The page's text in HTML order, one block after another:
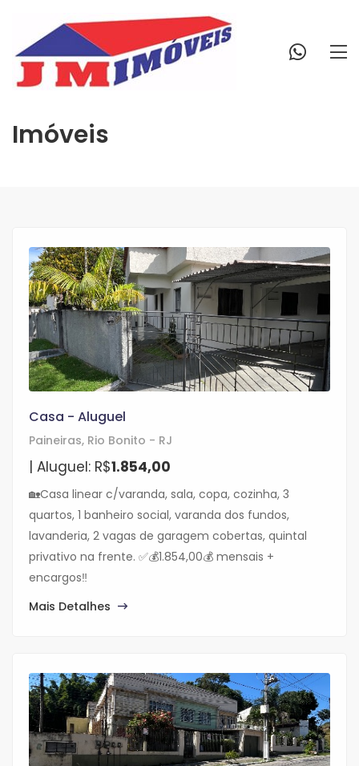
Imóveis
Casa - Aluguel
Paineiras, Rio Bonito - RJ
| Aluguel: R$1.854,00
🏡Casa linear c/varanda, sala, copa, cozinha, 3
quartos, 1 banheiro social, varanda dos fundos,
lavanderia, 2 vagas de garagem cobertas, quintal
privativo na frente. ✅💰1.854,00💰 mensais +
encargos‼️
Mais Detalhes